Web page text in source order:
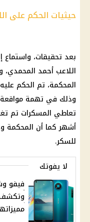
حيثيات الحكم على
بعد تحقيقات، واستماع
اللاعب أحمد المحمدي،
المحكمة
وذلك في تهمة مواقعة
تعاطي المسكرات تم
أشهر كما أن المحكمة
للسكر.
لا يفوتك
فيفو